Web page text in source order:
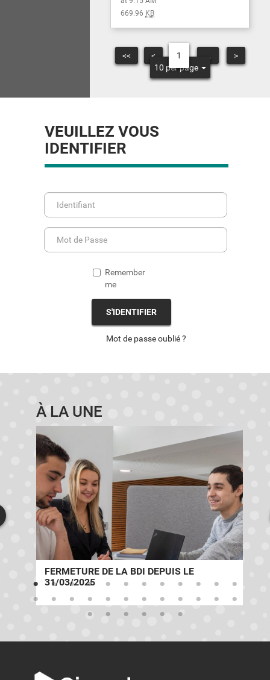
669.96 KB
<< < 1
>
10 per page
VEUILLEZ VOUS
IDENTIFIER
Remember
me
S'IDENTIFIER
Mot de passe oublié ?
À LA UNE
FERMETURE DE LA BDI DEPUIS LE
31/03/2025